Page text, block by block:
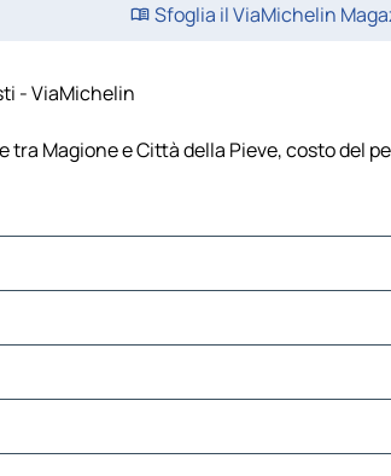
Sfoglia il ViaMichelin
- ViaMichelin
Magione e Città della Pieve, costo